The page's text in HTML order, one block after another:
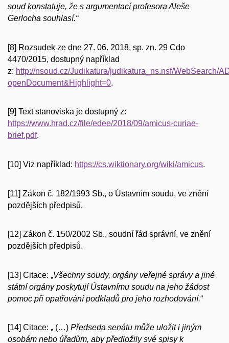
soud konstatuje, že s argumentací profesora Aleše
Gerlocha souhlasí.“
[8] Rozsudek ze dne 27. 06. 2018, sp. zn. 29 Cdo
4470/2015, dostupný například
z: http://nsoud.cz/Judikatura/judikatura_ns.nsf/WebSearch/
openDocument&Highlight=0.
[9] Text stanoviska je dostupný z:
https://www.hrad.cz/file/edee/2018/09/amicus-curiae-
brief.pdf.
[10] Viz například: https://cs.wiktionary.org/wiki/amicus.
[11] Zákon č. 182/1993 Sb., o Ústavním soudu, ve znění
pozdějších předpisů.
[12] Zákon č. 150/2002 Sb., soudní řád správní, ve znění
pozdějších předpisů.
[13] Citace: „Všechny soudy, orgány veřejné správy a jiné
státní orgány poskytují Ústavnímu soudu na jeho žádost
pomoc při opatřování podkladů pro jeho rozhodování.“
[14] Citace: „ (…) Předseda senátu může uložit i jiným
osobám nebo úřadům, aby předložily své spisy k